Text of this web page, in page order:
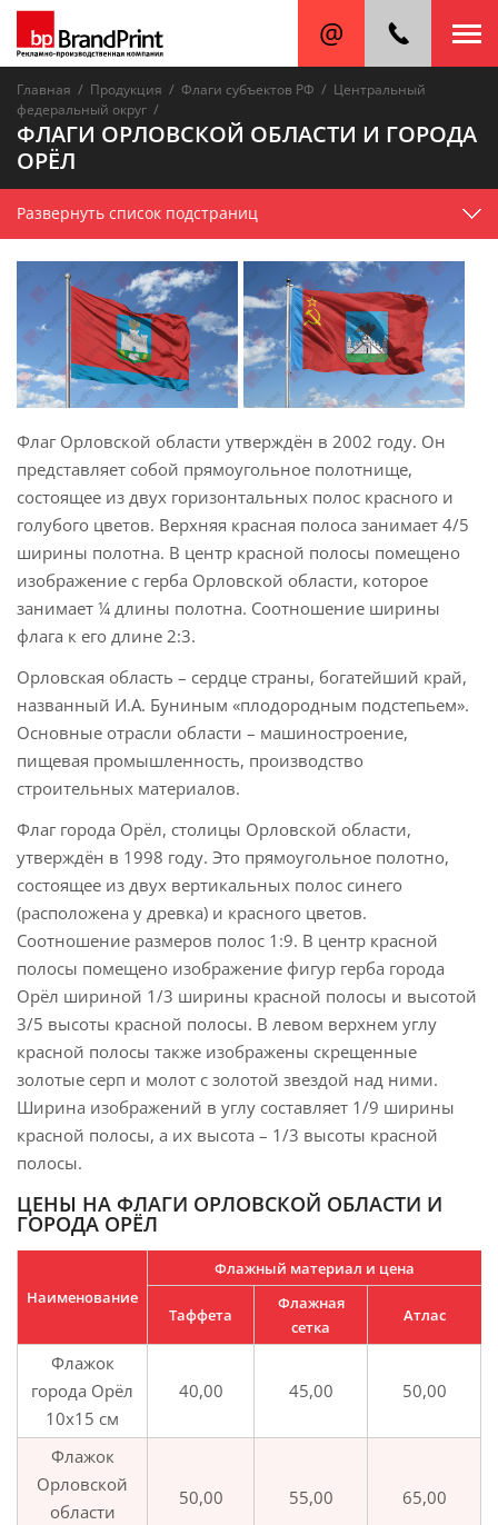
Главная / Продукция / Флаги субъектов РФ / Центральный
федеральный округ /
ФЛАГИ ОРЛОВСКОЙ ОБЛАСТИ И ГОРОДА
ОРЁЛ
Развернуть список подстраниц
Флаг Орловской области утверждён в 2002 году. Он
представляет собой прямоугольное полотнище,
состоящее из двух горизонтальных полос красного и
голубого цветов. Верхняя красная полоса занимает 4/5
ширины полотна. В центр красной полосы помещено
изображение с герба Орловской области, которое
занимает ¼ длины полотна. Соотношение ширины
флага к его длине 2:3.
Орловская область – сердце страны, богатейший край,
названный И.А. Буниным «плодородным подстепьем».
Основные отрасли области – машиностроение,
пищевая промышленность, производство
строительных материалов.
Флаг города Орёл, столицы Орловской области,
утверждён в 1998 году. Это прямоугольное полотно,
состоящее из двух вертикальных полос синего
(расположена у древка) и красного цветов.
Соотношение размеров полос 1:9. В центр красной
полосы помещено изображение фигур герба города
Орёл шириной 1/3 ширины красной полосы и высотой
3/5 высоты красной полосы. В левом верхнем углу
красной полосы также изображены скрещенные
золотые серп и молот с золотой звездой над ними.
Ширина изображений в углу составляет 1/9 ширины
красной полосы, а их высота – 1/3 высоты красной
полосы.
ЦЕНЫ НА ФЛАГИ ОРЛОВСКОЙ ОБЛАСТИ И
ГОРОДА ОРЁЛ
Наименование
Флажный материал и цена
Таффета
Флажная
сетка
Атлас
Флажок
города Орёл
10х15 см
40,00 45,00 50,00
Флажок
Орловской
области
50,00 55,00 65,00